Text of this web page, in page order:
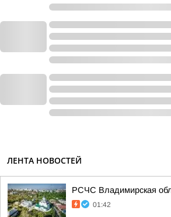
ЛЕНТА НОВОСТЕЙ
РСЧС Владимирская
01:42